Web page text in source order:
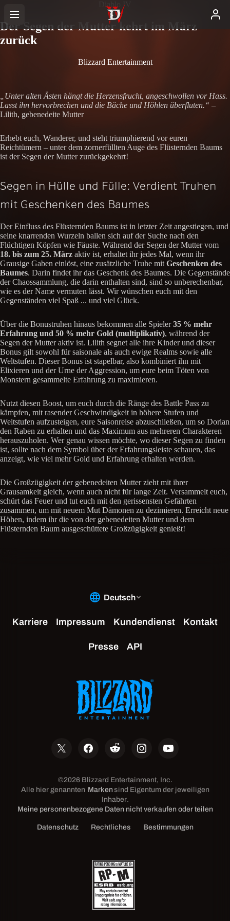
Diablo IV
Der Segen der Mutter kehrt im März
zurück
Blizzard Entertainment
„Unter alten Ästen hängt die Herzensfrucht, angeschwollen vor Hass.
Lasst ihn hervorbrechen und die Bäche und Höhlen überfluten.“ –
Lilith, gebenedeite Mutter
Erhebt euch, Wanderer, und steht triumphierend vor euren
Reichtümern – unter dem zornerfüllten Auge des Flüsternden Baums
ist der Segen der Mutter zurückgekehrt!
Segen in Hülle und Fülle: Verdient Truhen
mit Geschenken des Baumes
Der Einfluss des Flüsternden Baums ist in letzter Zeit angestiegen, und
seine knarrenden Wurzeln ballen sich auf der Suche nach den
Flüchtigen Köpfen wie Fäuste. Während der Segen der Mutter vom
18. bis zum 25. März aktiv ist, erhaltet ihr jedes Mal, wenn ihr
Grausige Gaben einlöst, eine zusätzliche Truhe mitGeschenken des
Baumes. Darin findet ihr das Geschenk des Baumes. Die Gegenstände
der Chaossammlung, die darin enthalten sind, sind so unberechenbar,
wie es der Name vermuten lässt. Wir wünschen euch mit den
Gegenständen viel Spaß ... und viel Glück.
Über die Bonustruhen hinaus bekommen alle Spieler35 % mehr
Erfahrung und 50 % mehr Gold (multiplikativ), während der
Segen der Mutter aktiv ist. Lilith segnet alle ihre Kinder und dieser
Bonus gilt sowohl für saisonale als auch ewige Realms sowie alle
Weltstufen. Dieser Bonus ist stapelbar, also kombiniert ihn mit
Elixieren und der Urne der Aggression, um eure beim Töten von
Monstern gesammelte Erfahrung zu maximieren.
Nutzt diesen Boost, um euch durch die Ränge des Battle Pass zu
kämpfen, mit rasender Geschwindigkeit in höhere Stufen und
Weltstufen aufzusteigen, eure Saisonreise abzuschließen, um so Dorian
den Raben zu erhalten und das Maximum aus mehreren Charakteren
herauszuholen. Wer genau wissen möchte, wo dieser Segen zu finden
ist, sollte nach dem Symbol über der Erfahrungsleiste schauen, das
anzeigt, wie viel mehr Gold und Erfahrung erhalten werden.
Die Großzügigkeit der gebenedeiten Mutter zieht mit ihrer
Grausamkeit gleich, wenn auch nicht für lange Zeit. Versammelt euch,
schürt das Feuer und tut euch mit den gerissensten Gefährten
zusammen, um mit neuem Mut Dämonen zu dezimieren. Erreicht neue
Höhen, indem ihr die von der gebenedeiten Mutter und dem
Flüsternden Baum ausgeschüttete Großzügigkeit genießt!